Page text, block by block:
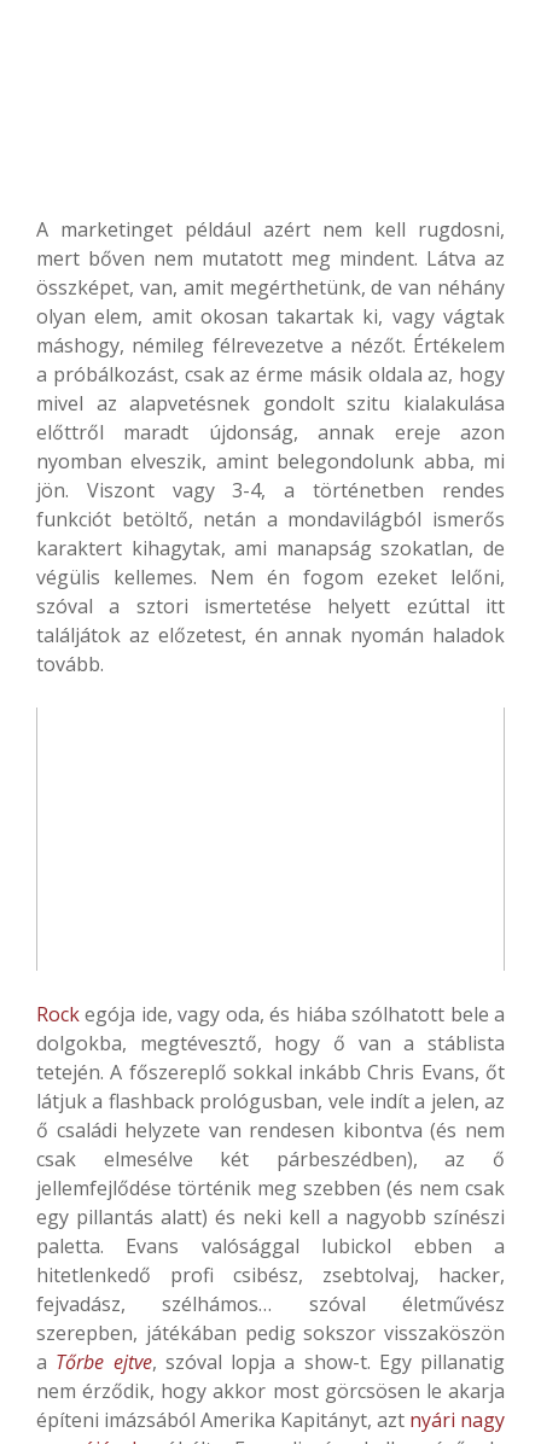
A marketinget például azért nem kell rugdosni,
mert bőven nem mutatott meg mindent. Látva az
összképet, van, amit megérthetünk, de van néhány
olyan elem, amit okosan takartak ki, vagy vágtak
máshogy, némileg félrevezetve a nézőt. Értékelem
a próbálkozást, csak az érme másik oldala az, hogy
mivel az alapvetésnek gondolt szitu kialakulása
előttről maradt újdonság, annak ereje azon
nyomban elveszik, amint belegondolunk abba, mi
jön. Viszont vagy 3-4, a történetben rendes
funkciót betöltő, netán a mondavilágból ismerős
karaktert kihagytak, ami manapság szokatlan, de
végülis kellemes. Nem én fogom ezeket lelőni,
szóval a sztori ismertetése helyett ezúttal itt
találjátok az előzetest, én annak nyomán haladok
tovább.
Rockegója ide, vagy oda, és hiába szólhatott bele a
dolgokba, megtévesztő, hogy ő van a stáblista
tetején. A főszereplő sokkal inkább Chris Evans, őt
látjuk a flashback prológusban, vele indít a jelen, az
ő családi helyzete van rendesen kibontva (és nem
csak elmesélve két párbeszédben), az ő
jellemfejlődése történik meg szebben (és nem csak
egy pillantás alatt) és neki kell a nagyobb színészi
paletta. Evans valósággal lubickol ebben a
hitetlenkedő profi csibész, zsebtolvaj, hacker,
fejvadász, szélhámos… szóval életművész
szerepben, játékában pedig sokszor visszaköszön
a Tőrbe ejtve, szóval lopja a show-t. Egy pillanatig
nem érződik, hogy akkor most görcsösen le akarja
építeni imázsából Amerika Kapitányt, azt nyári nagy